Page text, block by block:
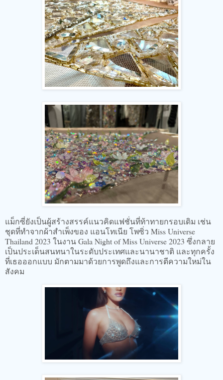
แม็กซี่ยังเป็นผู้สร้างสรรค์แนวคิดแฟชั่นที่ท้าทายกรอบเดิม เช่น
ชุดที่ทำจากผ้าสำเพ็งของ แอนโทเนีย โพซิ่ว Miss Universe
Thailand 2023 ในงาน Gala Night of Miss Universe 2023 ซึ่งกลาย
เป็นประเด็นสนทนาในระดับประเทศและนานาชาติ และทุกครั้ง
ที่เธอออกแบบ มักตามมาด้วยการพูดถึงและการตีความใหม่ใน
สังคม